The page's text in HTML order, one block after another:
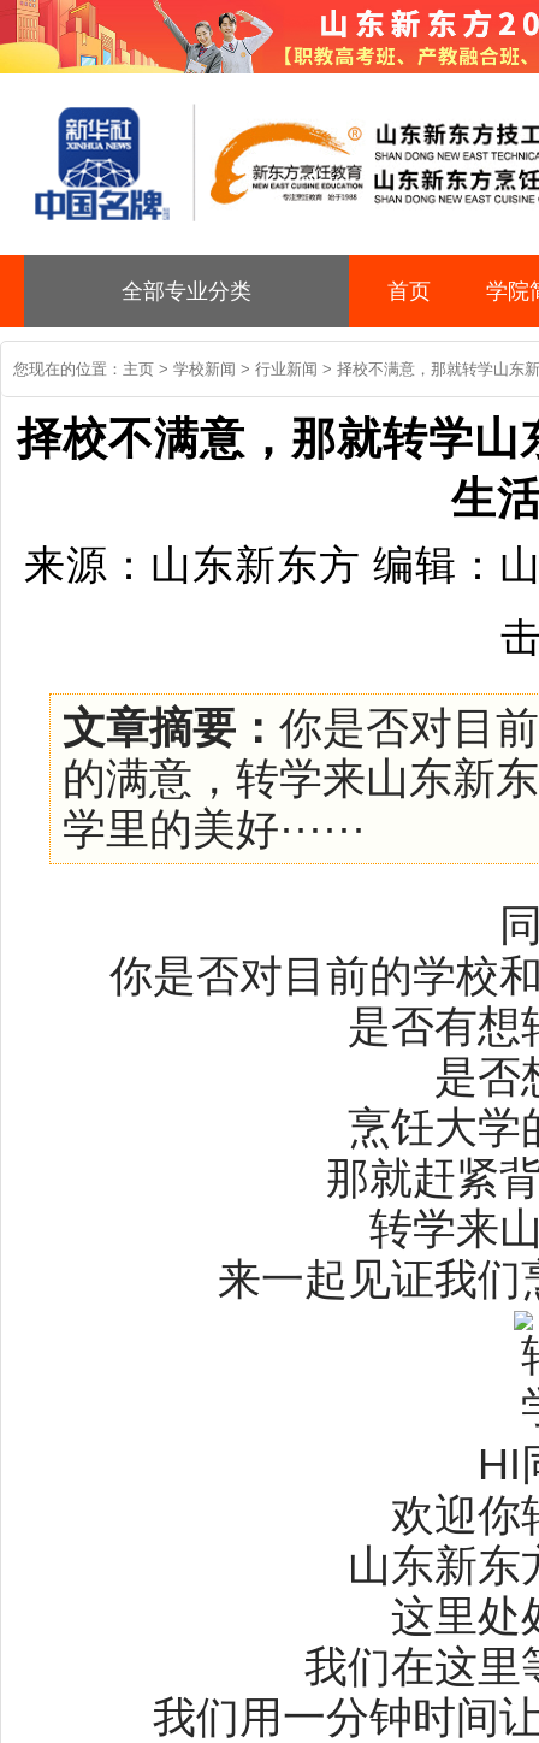
全部专业分类 首页 学院
您现在的位置： 主页 > 学校新闻 > 行业新闻 > 择校不满意，那就转学山东
择校不满意，那就转学
生
来源：山东新东方 编辑：
文章摘要： 你是否对目
的满意，转学来山东新
学里的美好······
你是否对目前的学校
是否有想
是否
烹饪大学
那就赶紧
转学来
来一起见证我们
HI
欢迎你
山东新东
这里处
我们在这里
我们用一分钟时间